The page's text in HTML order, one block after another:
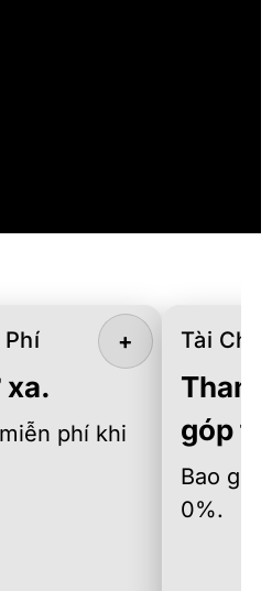
Phí
xa.
phí khi
+ Tài
góp
Bao
0%.